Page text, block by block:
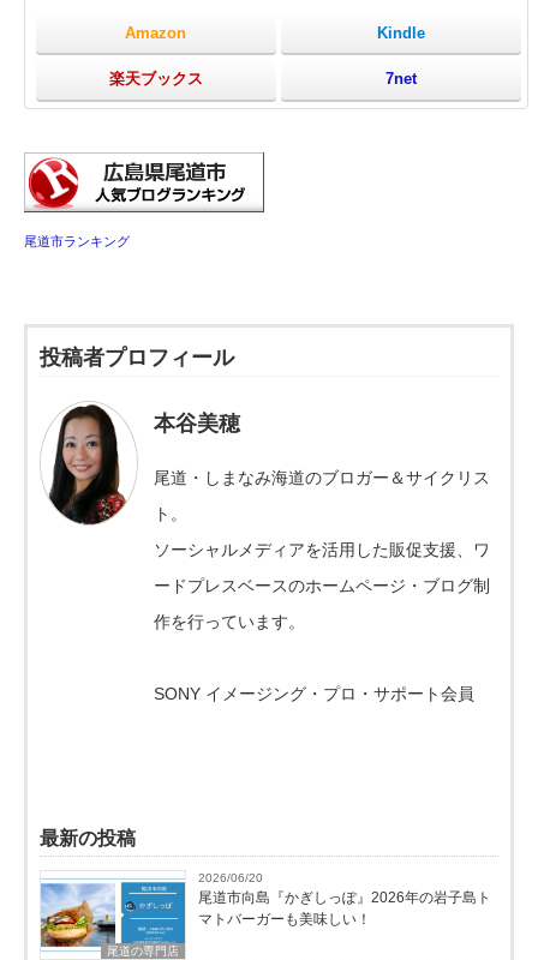
Amazon Kindle
楽天ブックス 7net
尾道市ランキング
投稿者プロフィール
本谷美穂
尾道・しまなみ海道のブロガー＆サイクリス
ト。
ソーシャルメディアを活用した販促支援、ワ
ードプレスベースのホームページ・ブログ制
作を行っています。
SONY イメージング・プロ・サポート会員
最新の投稿
尾道の専門店
2026/06/20
尾道市向島『かぎしっぽ』2026年の岩子島ト
マトバーガーも美味しい！